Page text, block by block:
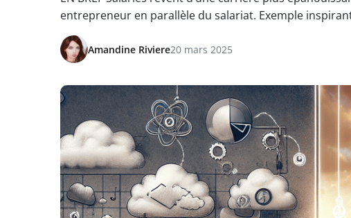
entrepreneur en parallèle du salariat. Exemple
Amandine Riviere20 mars 2025